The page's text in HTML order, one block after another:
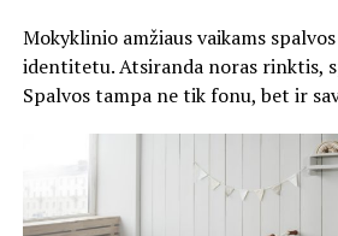
Mokyklinio amžiaus vaikams
identitetu. Atsiranda noras rinktis,
Spalvos tampa ne tik fonu, bet ir